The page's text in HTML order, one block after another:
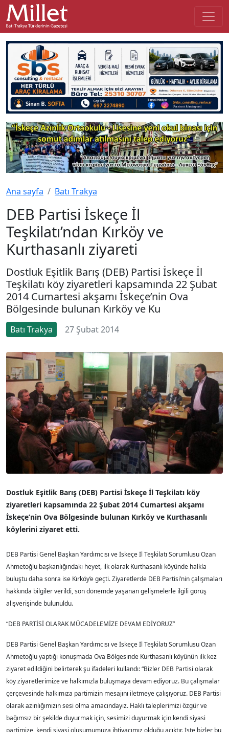
Ana sayfa Batı Trakya
DEB Partisi İskeçe İl
Teşkilatı’ndan Kırköy ve
Kurthasanlı ziyareti
Dostluk Eşitlik Barış (DEB) Partisi İskeçe İl
Teşkilatı köy ziyaretleri kapsamında 22 Şubat
2014 Cumartesi akşamı İskeçe’nin Ova
Bölgesinde bulunan Kırköy ve Ku
Batı Trakya 27 Şubat 2014
Dostluk Eşitlik Barış (DEB) Partisi İskeçe İl Teşkilatı köy
ziyaretleri kapsamında 22 Şubat 2014 Cumartesi akşamı
İskeçe’nin Ova Bölgesinde bulunan Kırköy ve Kurthasanlı
köylerini ziyaret etti.
DEB Partisi Genel Başkan Yardımcısı ve İskeçe İl Teşkilatı Sorumlusu Ozan
Ahmetoğlu başkanlığındaki heyet, ilk olarak Kurthasanlı köyünde halkla
buluştu daha sonra ise Kırköy’e geçti. Ziyaretlerde DEB Partisi’nin çalışmaları
hakkında bilgiler verildi, son dönemde yaşanan gelişmelerle ilgili görüş
alışverişinde bulunuldu.
“DEB PARTİSİ OLARAK MÜCADELEMİZE DEVAM EDİYORUZ”
DEB Partisi Genel Başkan Yardımcısı ve İskeçe İl Teşkilatı Sorumlusu Ozan
Ahmetoğlu yaptığı konuşmada Ova Bölgesinde Kurthasanlı köyünün ilk kez
ziyaret edildiğini belirterek şu ifadeleri kullandı: “Bizler DEB Partisi olarak
köy ziyaretlerimize ve halkımızla buluşmaya devam ediyoruz. Bu çalışmalar
çerçevesinde halkımıza partimizin mesajını iletmeye çalışıyoruz. DEB Partisi
olarak azınlığımızın sesi olma amacındayız. Haklı taleplerimizi özgür ve
bağımsız bir şekilde duyurmak için, sesimizi duyurmak için kendi siyasi